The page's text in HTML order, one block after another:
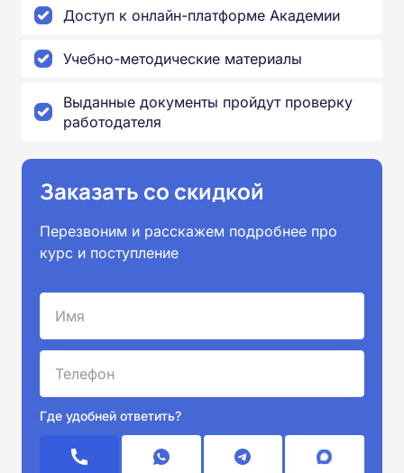
Доступ к онлайн-платформе Академии
Учебно-методические материалы
Выданные документы пройдут проверку
работодателя
Заказать со скидкой
Перезвоним и расскажем подробнее про
курс и поступление
Где удобней ответить?